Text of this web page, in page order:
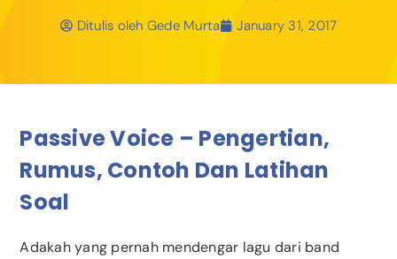
Ditulis oleh Gede Murta January 31, 2017
Passive Voice – Pengertian,
Rumus, Contoh Dan Latihan
Soal
Adakah yang pernah mendengar lagu dari band